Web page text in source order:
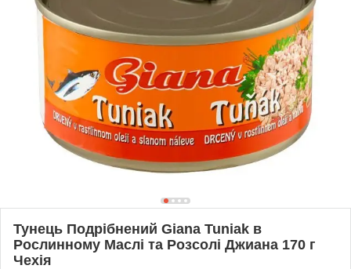
Тунець Подрібнений Giana Tuniak в
Рослинному Маслі та Розсолі Джиана 170 г
Чехія